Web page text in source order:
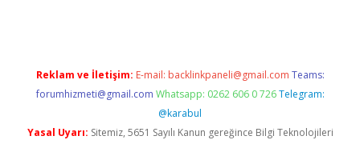
Reklam ve İletişim: E-mail: backlinkpaneli@gmail.com Teams:
forumhizmeti@gmail.com Whatsapp: 0262 606 0 726 Telegram:
@karabul
Yasal Uyarı: Sitemiz, 5651 Sayılı Kanun gereğince Bilgi Teknolojileri